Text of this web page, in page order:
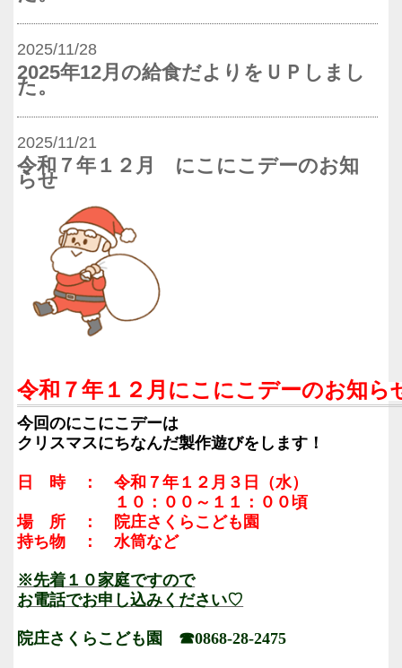
2025/11/28
2025年12月の給食だよりをＵＰしまし
た。
2025/11/21
令和７年１２月 にこにこデーのお知
らせ
令和７年１２月にこにこデーのお知ら
今回のにこにこデーは
クリスマスにちなんだ製作遊びをします！
日 時 ： 令和７年１２月３日（水）
１０：００～１１：００頃
場 所 ： 院庄さくらこども園
持ち物 ： 水筒など
※先着１０家庭ですので
お電話でお申し込みください♡
院庄さくらこども園 ☎0868-28-2475